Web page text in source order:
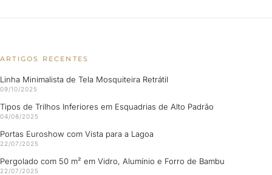
ARTIGOS RECENTES
Linha Minimalista de Tela Mosquiteira Retrátil
09/10/2025
Tipos de Trilhos Inferiores em Esquadrias de Alto Padrão
04/08/2025
Portas Euroshow com Vista para a Lagoa
22/07/2025
Pergolado com 50 m² em Vidro, Alumínio e Forro de Bambu
22/07/2025